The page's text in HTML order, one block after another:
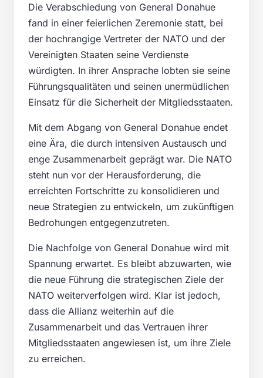
Die Verabschiedung von General Donahue
fand in einer feierlichen Zeremonie statt, bei
der hochrangige Vertreter der NATO und der
Vereinigten Staaten seine Verdienste
würdigten. In ihrer Ansprache lobten sie seine
Führungsqualitäten und seinen unermüdlichen
Einsatz für die Sicherheit der Mitgliedsstaaten.
Mit dem Abgang von General Donahue endet
eine Ära, die durch intensiven Austausch und
enge Zusammenarbeit geprägt war. Die NATO
steht nun vor der Herausforderung, die
erreichten Fortschritte zu konsolidieren und
neue Strategien zu entwickeln, um zukünftigen
Bedrohungen entgegenzutreten.
Die Nachfolge von General Donahue wird mit
Spannung erwartet. Es bleibt abzuwarten, wie
die neue Führung die strategischen Ziele der
NATO weiterverfolgen wird. Klar ist jedoch,
dass die Allianz weiterhin auf die
Zusammenarbeit und das Vertrauen ihrer
Mitgliedsstaaten angewiesen ist, um ihre Ziele
zu erreichen.